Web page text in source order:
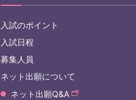
入試のポイント
入試日程
募集人員
ネット出願について
ネット出願Q&A